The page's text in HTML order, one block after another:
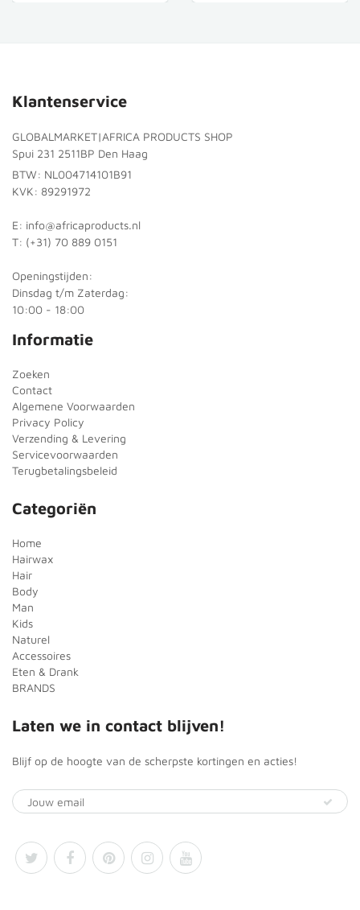
Klantenservice
GLOBALMARKET|AFRICA PRODUCTS SHOP
Spui 231 2511BP Den Haag
BTW: NL004714101B91
KVK: 89291972
E: info@africaproducts.nl
T: (+31) 70 889 0151
Openingstijden:
Dinsdag t/m Zaterdag:
10:00 - 18:00
Informatie
Zoeken
Contact
Algemene Voorwaarden
Privacy Policy
Verzending & Levering
Servicevoorwaarden
Terugbetalingsbeleid
Categoriën
Home
Hairwax
Hair
Body
Man
Kids
Naturel
Accessoires
Eten & Drank
BRANDS
Laten we in contact blijven!
Blijf op de hoogte van de scherpste kortingen en acties!